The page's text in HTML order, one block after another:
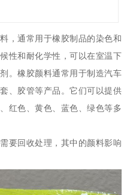
，通常用于橡胶制品的染色和
性和耐化学性，可以在室温下
。橡胶颜料通常用于制造汽车
、胶管等产品。它们可以提供
红色、黄色、蓝色、绿色等多
要回收处理，其中的颜料影响